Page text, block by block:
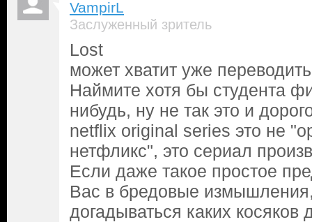
VampirL
Заслуженный зритель
Lost
может хватит уже
Наймите хотя бы студента
нибудь, ну не так это и
netflix original series это не
нетфликс", это сериал
Если даже такое простое
Вас в бредовые
догадываться каких